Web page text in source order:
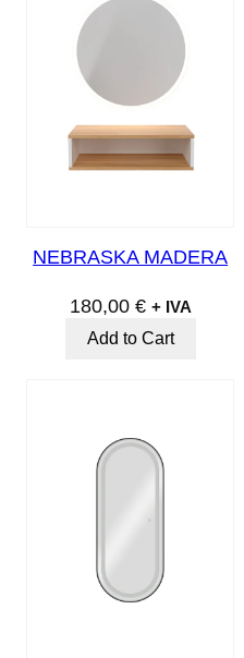
NEBRASKA MADERA
180,00 € + IVA
Add to Cart